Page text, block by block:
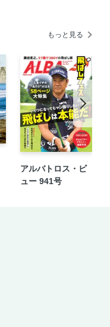
もっと見る
アルバトロス・ビ
ュー 941号